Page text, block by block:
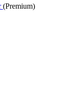
(Premium)